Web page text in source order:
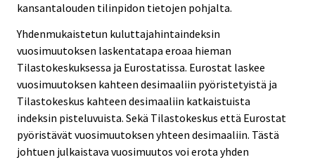
kansantalouden tilinpidon tietojen pohjalta.
Yhdenmukaistetun kuluttajahintaindeksin
vuosimuutoksen laskentatapa eroaa hieman
Tilastokeskuksessa ja Eurostatissa. Eurostat laskee
vuosimuutoksen kahteen desimaaliin pyöristetyistä ja
Tilastokeskus kahteen desimaaliin katkaistuista
indeksin pisteluvuista. Sekä Tilastokeskus että Eurostat
pyöristävät vuosimuutoksen yhteen desimaaliin. Tästä
johtuen julkaistava vuosimuutos voi erota yhden